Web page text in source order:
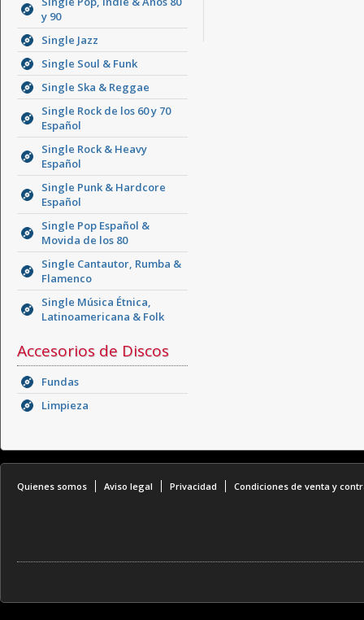
y 90
Single Jazz
Single Soul & Funk
Single Ska & Reggae
Single Rock de los 60 y 70
Español
Single Rock & Heavy
Español
Single Punk & Hardcore
Español
Single Pop Español &
Movida de los 80
Single Cantautor, Rumba &
Flamenco
Single Música Étnica,
Latinoamericana & Folk
Accesorios de Discos
Fundas
Limpieza
Quienes somos Aviso legal Privacidad Condiciones de venta y